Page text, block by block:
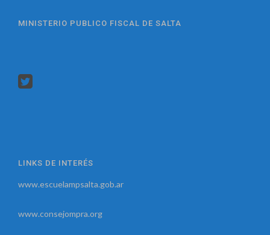
MINISTERIO PUBLICO FISCAL DE SALTA
LINKS DE INTERÉS
www.escuelampsalta.gob.ar
www.consejompra.org